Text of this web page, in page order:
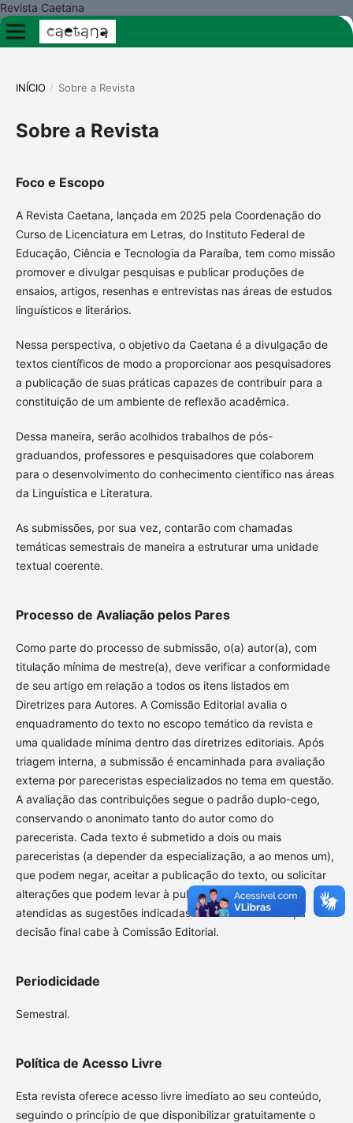
Revista Caetana
INÍCIO / Sobre a Revista
Sobre a Revista
Foco e Escopo
A Revista Caetana, lançada em 2025 pela Coordenação do
Curso de Licenciatura em Letras, do Instituto Federal de
Educação, Ciência e Tecnologia da Paraíba, tem como missão
promover e divulgar pesquisas e publicar produções de
ensaios, artigos, resenhas e entrevistas nas áreas de estudos
linguísticos e literários.
Nessa perspectiva, o objetivo da Caetana é a divulgação de
textos científicos de modo a proporcionar aos pesquisadores
a publicação de suas práticas capazes de contribuir para a
constituição de um ambiente de reflexão acadêmica.
Dessa maneira, serão acolhidos trabalhos de pós-
graduandos, professores e pesquisadores que colaborem
para o desenvolvimento do conhecimento científico nas áreas
da Linguística e Literatura.
As submissões, por sua vez, contarão com chamadas
temáticas semestrais de maneira a estruturar uma unidade
textual coerente.
Processo de Avaliação pelos Pares
Como parte do processo de submissão, o(a) autor(a), com
titulação mínima de mestre(a), deve verificar a conformidade
de seu artigo em relação a todos os itens listados em
Diretrizes para Autores. A Comissão Editorial avalia o
enquadramento do texto no escopo temático da revista e
uma qualidade mínima dentro das diretrizes editoriais. Após
triagem interna, a submissão é encaminhada para avaliação
externa por pareceristas especializados no tema em questão.
A avaliação das contribuições segue o padrão duplo-cego,
conservando o anonimato tanto do autor como do
parecerista. Cada texto é submetido a dois ou mais
pareceristas (a depender da especialização, a ao menos um),
que podem negar, aceitar a publicação do texto, ou solicitar
alterações que podem levar à publicação, desde que
atendidas as sugestões indicadas. Em todos os casos, a
decisão final cabe à Comissão Editorial.
Periodicidade
Semestral.
Política de Acesso Livre
Esta revista oferece acesso livre imediato ao seu conteúdo,
seguindo o princípio de que disponibilizar gratuitamente o